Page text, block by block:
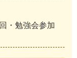
・勉強会参加